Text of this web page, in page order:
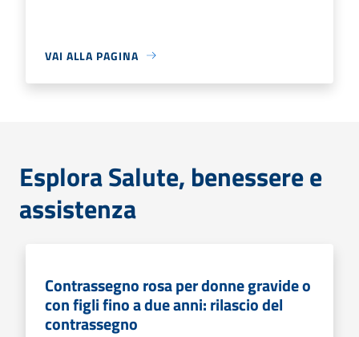
VAI ALLA PAGINA
Esplora Salute, benessere e
assistenza
Contrassegno rosa per donne gravide o
con figli fino a due anni: rilascio del
contrassegno